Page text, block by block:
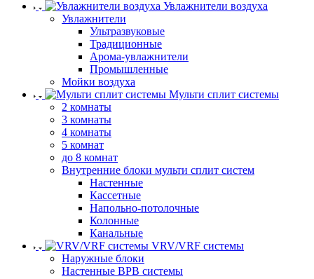
Увлажнители воздуха
Увлажнители
Ультразвуковые
Традиционные
Арома-увлажнители
Промышленные
Мойки воздуха
Мульти сплит системы
2 комнаты
3 комнаты
4 комнаты
5 комнат
до 8 комнат
Внутренние блоки мульти сплит систем
Настенные
Кассетные
Напольно-потолочные
Колонные
Канальные
VRV/VRF системы
Наружные блоки
Настенные ВРВ системы